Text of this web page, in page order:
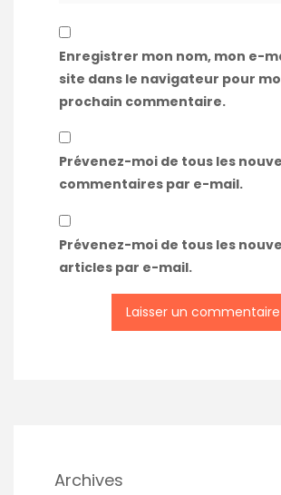
Enregistrer mon nom, mon e-
site dans le navigateur pour
prochain commentaire.
Prévenez-moi de tous les
commentaires par e-mail.
Prévenez-moi de tous les
articles par e-mail.
Archives